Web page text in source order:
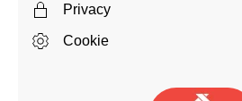
Privacy
Cookie